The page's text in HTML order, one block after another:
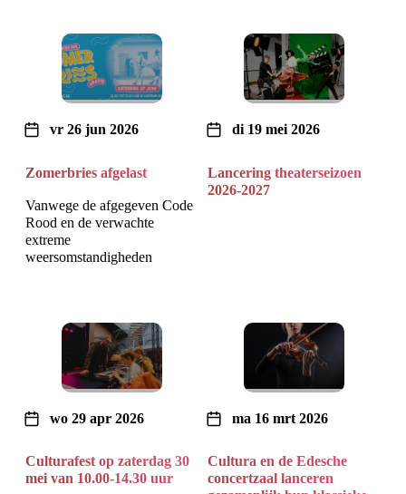
Zomerbries afgelast
vr 26 jun 2026
Vanwege de afgegeven Code
Rood en de verwachte
extreme
weersomstandigheden
Lancering theaterseizoen
2026-2027
di 19 mei 2026
Culturafest op zaterdag 30
mei van 10.00-14.30 uur
wo 29 apr 2026
Cultura en de Edesche
concertzaal lanceren
ma 16 mrt 2026